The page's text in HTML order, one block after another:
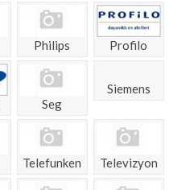
Philips Profilo
Seg
Siemens
Telefunken Televizyon